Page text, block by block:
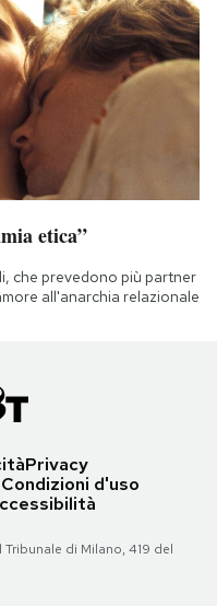
etica”
che prevedono più partner
all'anarchia relazionale
Privacy
Condizioni d'uso
di Milano, 419 del